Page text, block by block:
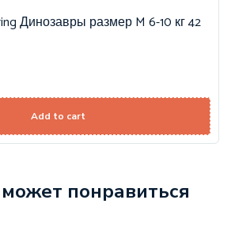
Динозавры размер M 6-10 кг 42
Add to cart
понравиться